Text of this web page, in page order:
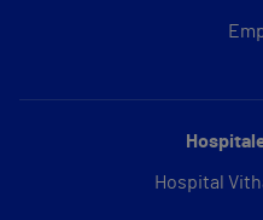
Hospital